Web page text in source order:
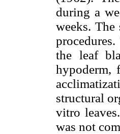
during a
weeks. The
the leaf
hypoderm,
structural
vitro
was not